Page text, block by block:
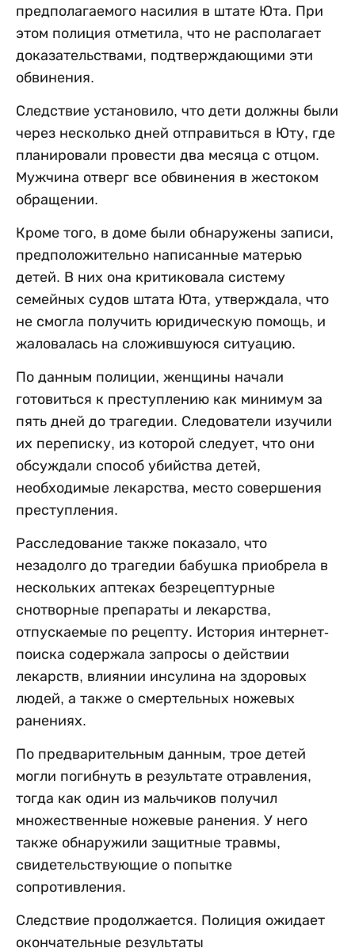
предполагаемого насилия в штате Юта. При
этом полиция отметила, что не располагает
доказательствами, подтверждающими эти
обвинения.
Следствие установило, что дети должны были
через несколько дней отправиться в Юту, где
планировали провести два месяца с отцом.
Мужчина отверг все обвинения в жестоком
обращении.
Кроме того, в доме были обнаружены записи,
предположительно написанные матерью
детей. В них она критиковала систему
семейных судов штата Юта, утверждала, что
не смогла получить юридическую помощь, и
жаловалась на сложившуюся ситуацию.
По данным полиции, женщины начали
готовиться к преступлению как минимум за
пять дней до трагедии. Следователи изучили
их переписку, из которой следует, что они
обсуждали способ убийства детей,
необходимые лекарства, место совершения
преступления.
Расследование также показало, что
незадолго до трагедии бабушка приобрела в
нескольких аптеках безрецептурные
снотворные препараты и лекарства,
отпускаемые по рецепту. История интернет-
поиска содержала запросы о действии
лекарств, влиянии инсулина на здоровых
людей, а также о смертельных ножевых
ранениях.
По предварительным данным, трое детей
могли погибнуть в результате отравления,
тогда как один из мальчиков получил
множественные ножевые ранения. У него
также обнаружили защитные травмы,
свидетельствующие о попытке
сопротивления.
Следствие продолжается. Полиция ожидает
окончательные результаты